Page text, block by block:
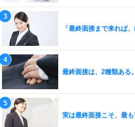
「最終面接まで来れば
最終面接は、2種類ある。
実は最終面接こそ、最も